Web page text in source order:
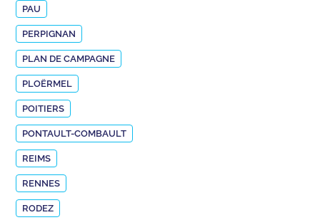
PAU
PERPIGNAN
PLAN DE CAMPAGNE
PLOËRMEL
POITIERS
PONTAULT-COMBAULT
REIMS
RENNES
RODEZ